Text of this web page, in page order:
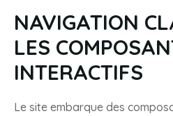
NAVIGATION
LES
INTERACTIFS
Le site embarque des